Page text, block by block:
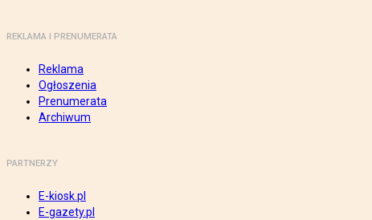
REKLAMA I PRENUMERATA
Reklama
Ogłoszenia
Prenumerata
Archiwum
PARTNERZY
E-kiosk.pl
E-gazety.pl